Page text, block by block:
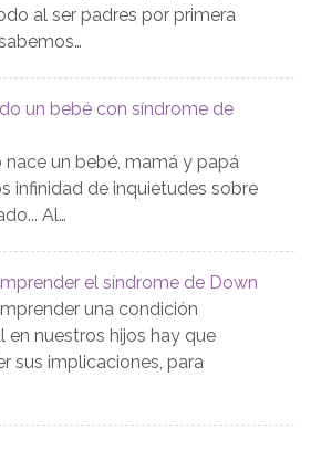
al ser padres por primera
un bebé con síndrome de
nace un bebé, mamá y papá
infinidad de inquietudes sobre
Al…
el síndrome de Down
una condición
en nuestros hijos hay que
sus implicaciones, para